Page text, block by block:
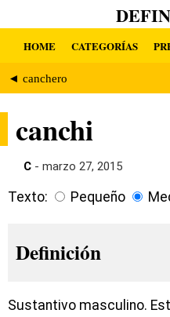
HOME CATEGORÍAS
◄ canchero
canchi
C - marzo 27, 2015
Texto: Pequeño
Definición
Sustantivo masculino.